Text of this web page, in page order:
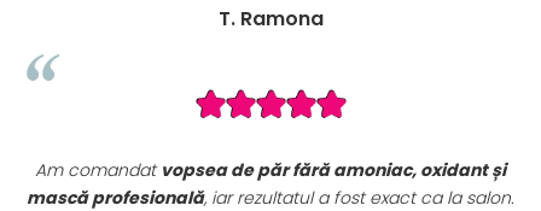
și
salon.
B. Mihaela
Seturile promoționale de pe
sunt extrem de avantajoase. Am achiziționat un